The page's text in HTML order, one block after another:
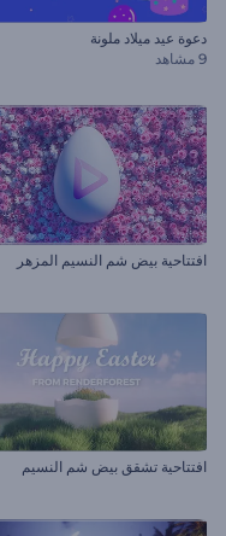
دعوة عيد ميلاد ملونة
9 مشاهد
افتتاحية بيض شم النسيم المزهر
افتتاحية تشقق بيض شم النسيم